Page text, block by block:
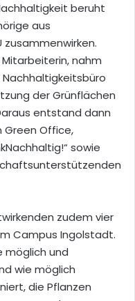
beruht
aus
zusammenwirken.
nahm
der Grünflächen
entstand dann
Green Office,
sowie
zudem vier
Campus Ingolstadt.
möglich und
wie möglich
die Pflanzen